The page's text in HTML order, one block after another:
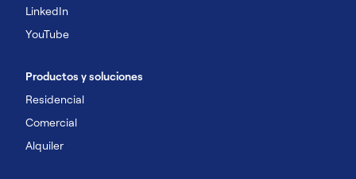
LinkedIn
YouTube
Productos y soluciones
Residencial
Comercial
Alquiler